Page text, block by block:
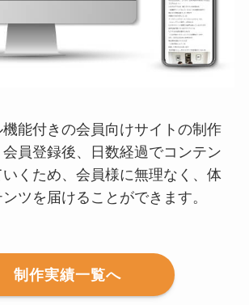
能付きの会員向けサイトの制作
員登録後、日数経過でコンテン
くため、会員様に無理なく、体
ツを届けることができます。
制作実績一覧へ